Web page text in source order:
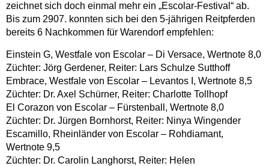
zeichnet sich doch einmal mehr ein „Escolar-Festival“ ab.
Bis zum 2907. konnten sich bei den 5-jährigen Reitpferden
bereits 6 Nachkommen für Warendorf empfehlen:
Einstein G, Westfale von Escolar – Di Versace, Wertnote 8,0
Züchter: Jörg Gerdener, Reiter: Lars Schulze Sutthoff
Embrace, Westfale von Escolar – Levantos I, Wertnote 8,5
Züchter: Dr. Axel Schürner, Reiter: Charlotte Tollhopf
El Corazon von Escolar – Fürstenball, Wertnote 8,0
Züchter: Dr. Jürgen Bornhorst, Reiter: Ninya Wingender
Escamillo, Rheinländer von Escolar – Rohdiamant,
Wertnote 9,5
Züchter: Dr. Carolin Langhorst, Reiter: Helen